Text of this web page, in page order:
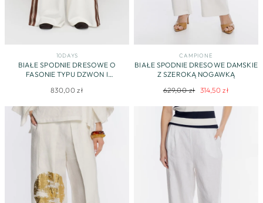
10DAYS
BIAŁE SPODNIE DRESOWE O
FASONIE TYPU DZWON I
NASZYCIAMI
830,00 zł
CAMPIONE
BIAŁE SPODNIE DRESOWE DAMSKIE
Z SZEROKĄ NOGAWKĄ
Regularna
629,00 zł
Cena
314,50 zł